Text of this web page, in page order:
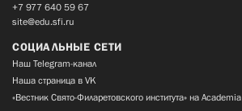
+7 977 640 59 67
site@edu.sfi.ru
СОЦИАЛЬНЫЕ СЕТИ
Наш Telegram-канал
Наша страница в VK
«Вестник Свято-Филаретовского института» на Academia